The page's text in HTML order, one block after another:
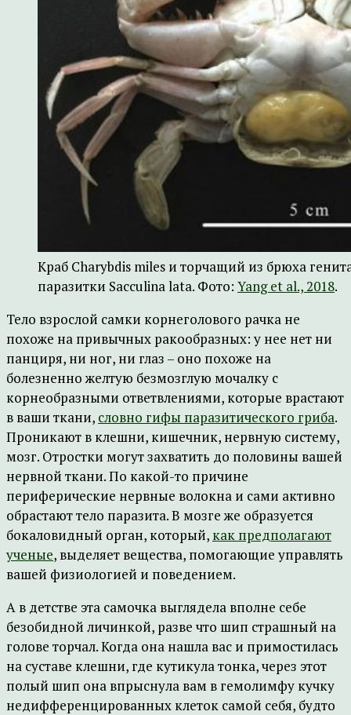
Краб Charybdis miles и торчащий из брюха
паразитки Sacculina lata. Фото: Yang et al., 2018.
Тело взрослой самки корнеголового рачка не
похоже на привычных ракообразных: у нее нет ни
панциря, ни ног, ни глаз – оно похоже на
болезненно желтую безмозглую мочалку с
корнеобразными ответвлениями, которые врастают
в ваши ткани, словно гифы паразитического гриба.
Проникают в клешни, кишечник, нервную систему,
мозг. Отростки могут захватить до половины вашей
нервной ткани. По какой-то причине
периферические нервные волокна и сами активно
обрастают тело паразита. В мозге же образуется
бокаловидный орган, который, как предполагают
ученые, выделяет вещества, помогающие управлять
вашей физиологией и поведением.
А в детстве эта самочка выглядела вполне себе
безобидной личинкой, разве что шип страшный на
голове торчал. Когда она нашла вас и примостилась
на суставе клешни, где кутикула тонка, через этот
полый шип она впрыснула вам в гемолимфу кучку
недифференцированных клеток самой себя, будто